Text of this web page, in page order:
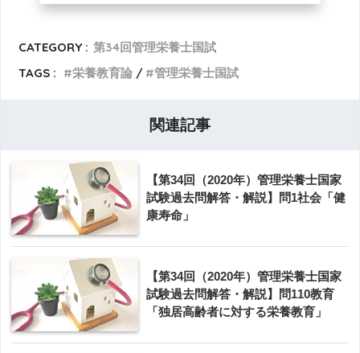
CATEGORY : 第34回管理栄養士国試
TAGS :
栄養教育論 管理栄養士国試
関連記事
【第34回（2020年）管理栄養士国家
試験過去問解答・解説】問1社会「健
康寿命」
【第34回（2020年）管理栄養士国家
試験過去問解答・解説】問110教育
「独居高齢者に対する栄養教育」